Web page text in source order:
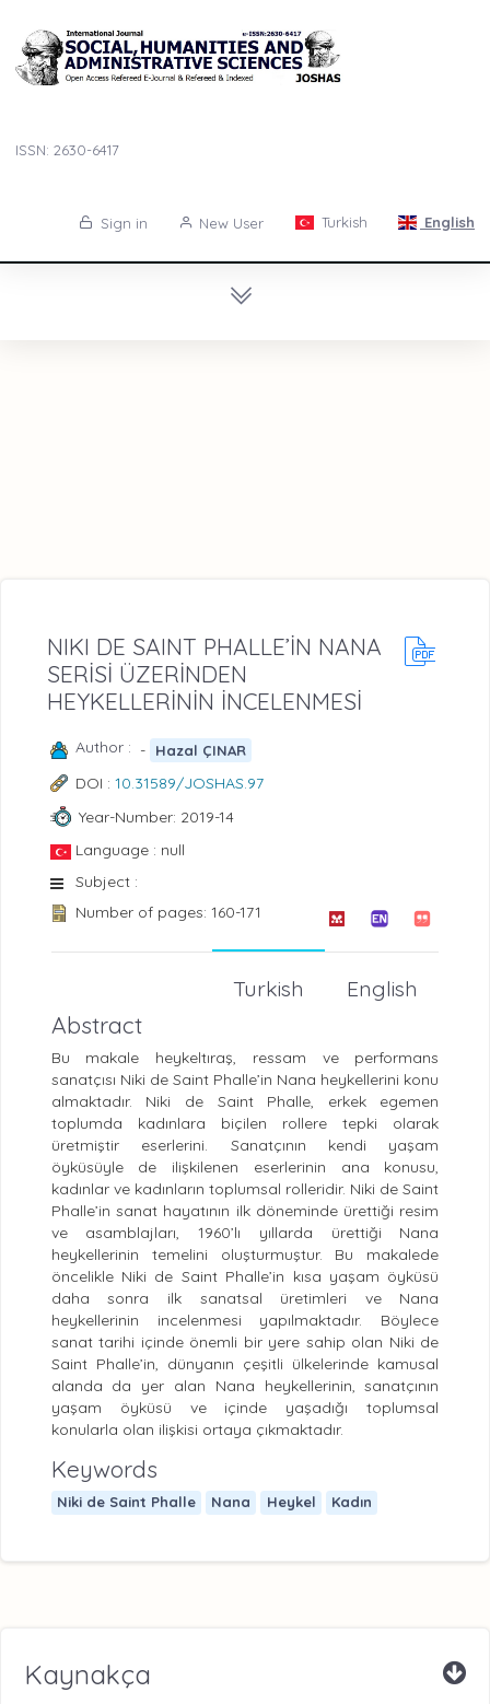
ISSN: 2630-6417
Sign in New User Turkish English
NIKI DE SAINT PHALLE’İN NANA
SERİSİ ÜZERİNDEN
HEYKELLERİNİN İNCELENMESİ
Author : - Hazal ÇINAR
DOI : 10.31589/JOSHAS.97
Year-Number: 2019-14
Language : null
Subject :
Number of pages: 160-171
English
Turkish
Abstract
Bu makale heykeltıraş, ressam ve performans
sanatçısı Niki de Saint Phalle’in Nana heykellerini konu
almaktadır. Niki de Saint Phalle, erkek egemen
toplumda kadınlara biçilen rollere tepki olarak
üretmiştir eserlerini. Sanatçının kendi yaşam
öyküsüyle de ilişkilenen eserlerinin ana konusu,
kadınlar ve kadınların toplumsal rolleridir. Niki de Saint
Phalle’in sanat hayatının ilk döneminde ürettiği resim
ve asamblajları, 1960’lı yıllarda ürettiği Nana
heykellerinin temelini oluşturmuştur. Bu makalede
öncelikle Niki de Saint Phalle’in kısa yaşam öyküsü
daha sonra ilk sanatsal üretimleri ve Nana
heykellerinin incelenmesi yapılmaktadır. Böylece
sanat tarihi içinde önemli bir yere sahip olan Niki de
Saint Phalle’in, dünyanın çeşitli ülkelerinde kamusal
alanda da yer alan Nana heykellerinin, sanatçının
yaşam öyküsü ve içinde yaşadığı toplumsal
konularla olan ilişkisi ortaya çıkmaktadır.
Keywords
Niki de Saint Phalle Nana Heykel Kadın
Kaynakça